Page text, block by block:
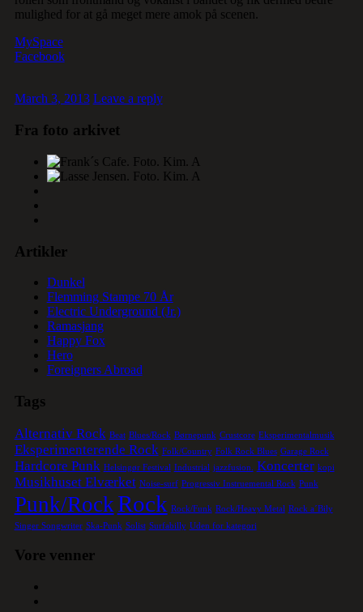
mulighed for at gå meget mere amok på scenen.
MySpace
Facebook
March 3, 2013 Leave a reply
Fra foto arkivet
Artikler
Dunkel
Flemming Stampe 70 År
Electric Underground (Jr.)
Ramasjang
Happy Fox
Hero
Foreigners Abroad
Tags
Alternativ Rock Beat Blues/Rock Børnepunk Crustcore Eksperimentalmusik
Eksperimenterende Rock Folk/Country Folk Rock Blues Garage Rock
Hardcore Punk Helsingør Festival Industrial jazzfusion. Koncerter kopi
Musikhuset Elværket Noise-surf Progressiv Instruemental Rock Punk
Punk/RockRock Rock/Funk Rock/Heavy Metal Rock a´Bily
Singer Songwriter Ska-Punk Solist Surfabilly Uden for kategori
Vore venner